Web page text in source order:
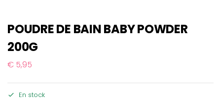
POUDRE DE BAIN BABY POWDER
200G
€ 5,95
En stock